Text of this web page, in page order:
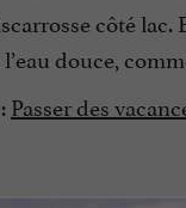
côté
douce,
:Passer des